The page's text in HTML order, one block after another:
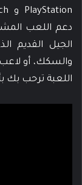
الجيل القديم
والسكك، أو
اللعبة ترحب